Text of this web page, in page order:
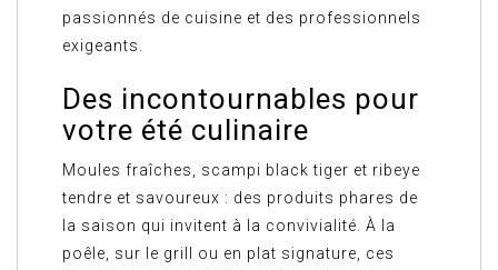
passionnés de cuisine et des professionnels
exigeants.
Des incontournables pour
votre été culinaire
Moules fraîches, scampi black tiger et ribeye
tendre et savoureux : des produits phares de
la saison qui invitent à la convivialité. À la
poêle, sur le grill ou en plat signature, ces